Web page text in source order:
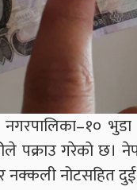
पक्राउ गरेको छ।
नोटसहित दुई